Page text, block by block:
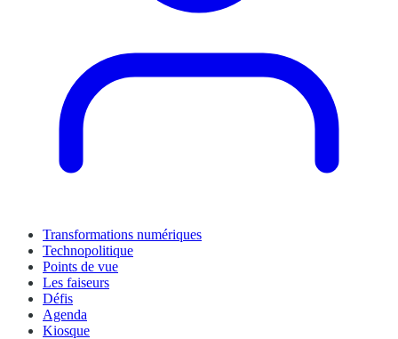
Transformations numériques
Technopolitique
Points de vue
Les faiseurs
Défis
Agenda
Kiosque